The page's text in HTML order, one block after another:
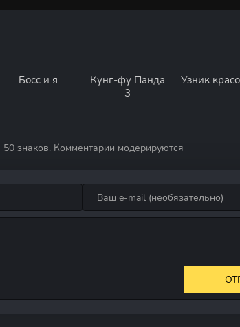
Босс и я
Кунг-фу Панда
3
Узник
знаков. Комментарии модерируются